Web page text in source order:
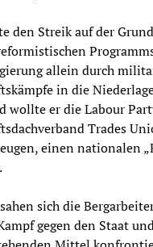
den Streik auf der
allein durch
in die
wollte er die Labour
Trades
einen nationalen
sich die
gegen den Staat